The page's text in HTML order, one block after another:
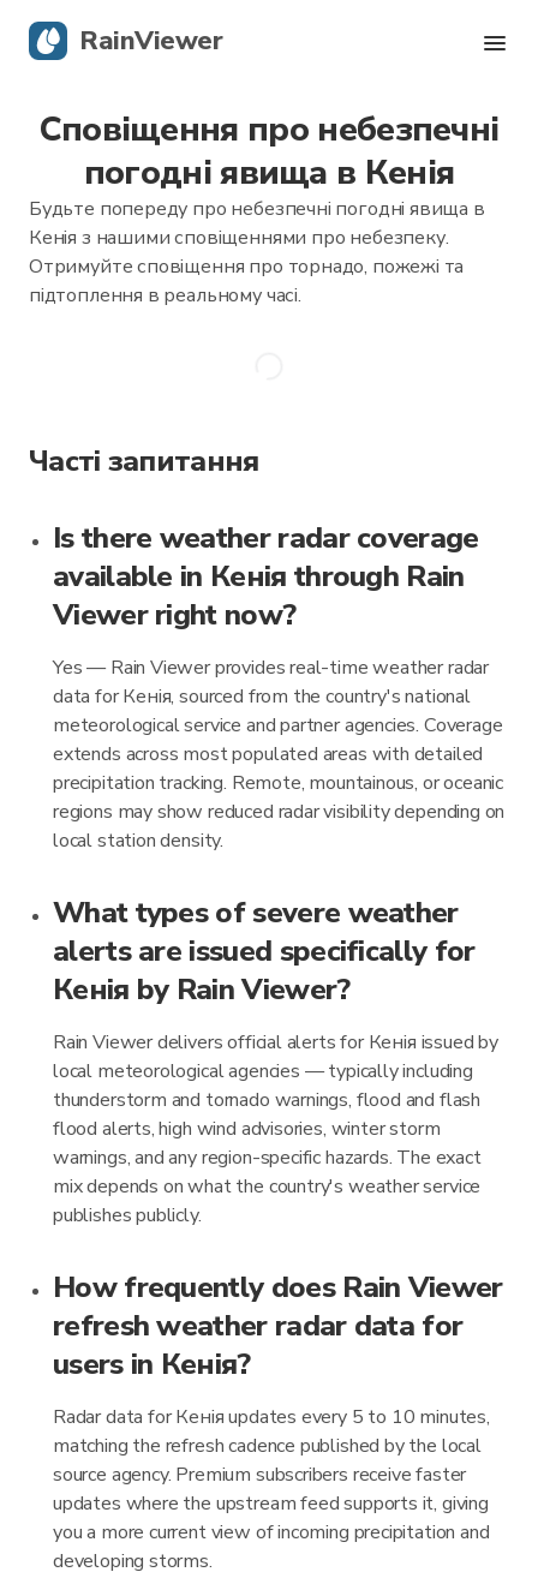
Сповіщення про небезпечні
погодні явища в Кенія
Будьте попереду про небезпечні погодні явища в
Кенія з нашими сповіщеннями про небезпеку.
Отримуйте сповіщення про торнадо, пожежі та
підтоплення в реальному часі.
Часті запитання
Is there weather radar coverage
available in Кенія through Rain
Viewer right now?
Yes — Rain Viewer provides real-time weather radar
data for Кенія, sourced from the country's national
meteorological service and partner agencies. Coverage
extends across most populated areas with detailed
precipitation tracking. Remote, mountainous, or oceanic
regions may show reduced radar visibility depending on
local station density.
What types of severe weather
alerts are issued specifically for
Кенія by Rain Viewer?
Rain Viewer delivers official alerts for Кенія issued by
local meteorological agencies — typically including
thunderstorm and tornado warnings, flood and flash
flood alerts, high wind advisories, winter storm
warnings, and any region-specific hazards. The exact
mix depends on what the country's weather service
publishes publicly.
How frequently does Rain Viewer
refresh weather radar data for
users in Кенія?
Radar data for Кенія updates every 5 to 10 minutes,
matching the refresh cadence published by the local
source agency. Premium subscribers receive faster
updates where the upstream feed supports it, giving
you a more current view of incoming precipitation and
developing storms.
RainViewer
Карта опадів
Тропічні циклони
Сповіщення про небезпечні явища